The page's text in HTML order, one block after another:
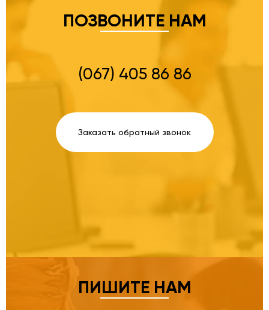
ПОЗВОНИТЕ НАМ
(067) 405 86 86
Заказать обратный звонок
ПИШИТЕ НАМ